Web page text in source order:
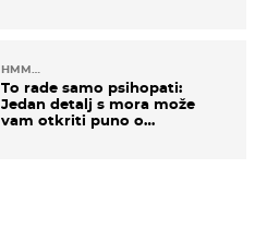
HMM…
To rade samo psihopati:
Jedan detalj s mora može
vam otkriti puno o